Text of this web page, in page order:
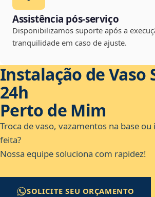
Assistência pós-serviço
Disponibilizamos suporte após a
tranquilidade em caso de ajuste.
Instalação de Vaso
24h
Perto de Mim
Troca de vaso, vazamentos na base ou
feita?
Nossa equipe soluciona com rapidez!
SOLICITE SEU ORÇAMENTO